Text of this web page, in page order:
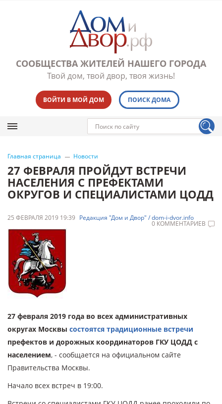
СООБЩЕСТВА ЖИТЕЛЕЙ НАШЕГО ГОРОДА
Твой дом, твой двор, твоя жизнь!
ВОЙТИ В МОЙ ДОМ ПОИСК ДОМА
Главная страница Новости
27 ФЕВРАЛЯ ПРОЙДУТ ВСТРЕЧИ
НАСЕЛЕНИЯ С ПРЕФЕКТАМИ
ОКРУГОВ И СПЕЦИАЛИСТАМИ ЦОДД
25 ФЕВРАЛЯ 2019 19:39 Редакция "Дом и Двор" / dom-i-dvor.info
0 КОММЕНТАРИЕВ
27 февраля 2019 года во всех административных
округах Москвы состоятся традиционные встречи
префектов и дорожных координаторов ГКУ ЦОДД с
населением, - сообщается на официальном сайте
Правительства Москвы.
Начало всех встреч в 19:00.